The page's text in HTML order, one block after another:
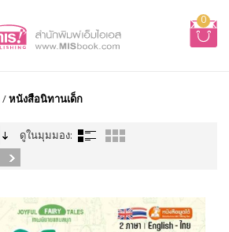
0
/หนังสือนิทานเด็ก
ดูในมุมมอง: